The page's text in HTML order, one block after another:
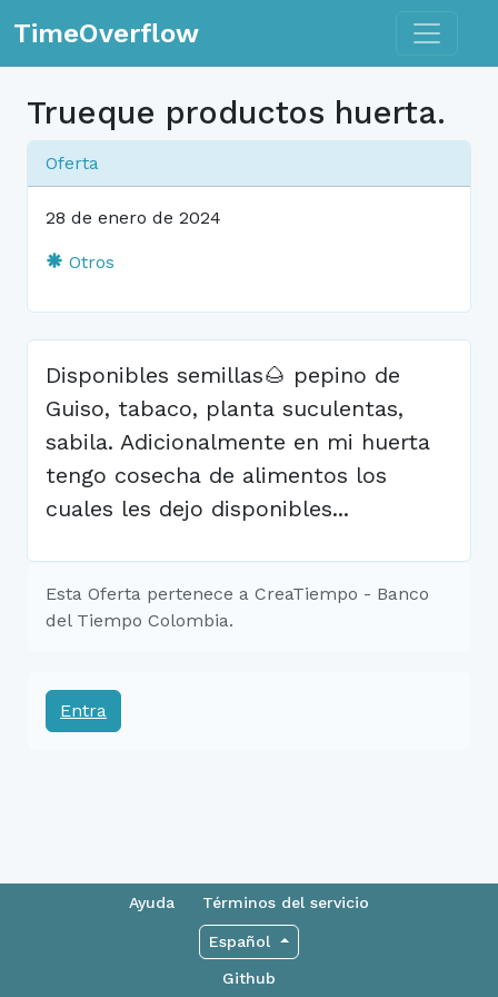
TimeOverflow Toggle
Trueque productos huerta.
Oferta
28 de enero de 2024
Otros
Disponibles semillas🌰 pepino de
Guiso, tabaco, planta suculentas,
sabila. Adicionalmente en mi huerta
tengo cosecha de alimentos los
cuales les dejo disponibles...
Esta Oferta pertenece a CreaTiempo - Banco
del Tiempo Colombia.
Entra
Ayuda Términos del servicio
Español
Github